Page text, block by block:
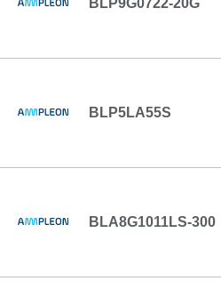
BLP9G0722-20G
BLP5LA55S
BLA8G1011LS-300